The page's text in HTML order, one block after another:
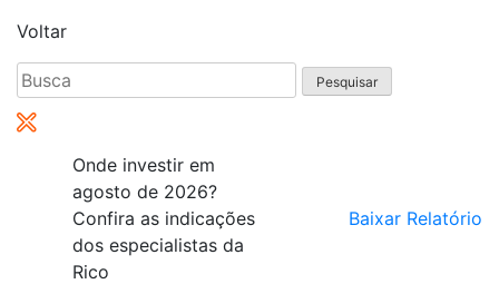
Voltar
Pesquisar
por:
Onde investir em
agosto de 2026?
Confira as indicações
dos especialistas da
Rico
Baixar Relatório